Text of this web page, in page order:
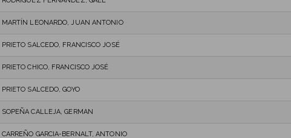
MARTÍN LEONARDO, JUAN ANTONIO
PRIETO SALCEDO, FRANCISCO JOSÉ
PRIETO CHICO, FRANCISCO JOSÉ
PRIETO SALCEDO, GOYO
SOPEÑA CALLEJA, GERMAN
CARREÑO GARCIA-BERNALT, ANTONIO